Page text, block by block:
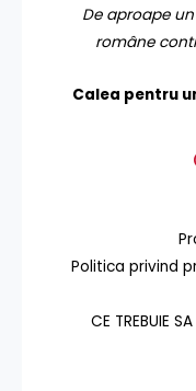
De aproape
române
Calea pentru
Politica privind
CE TREBUIE